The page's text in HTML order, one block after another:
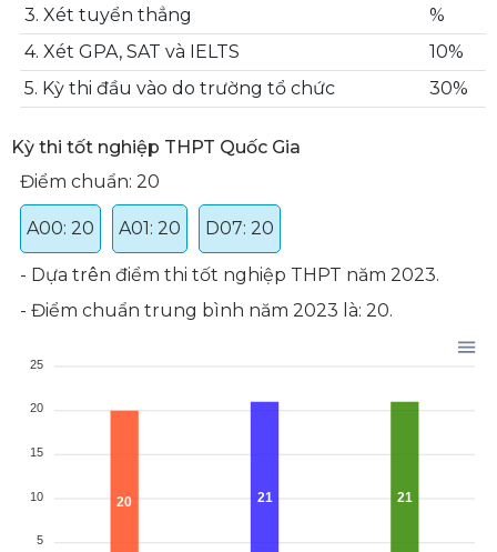
3. Xét tuyển thẳng
%
4. Xét GPA, SAT và IELTS
10%
5. Kỳ thi đầu vào do trường tổ chức
30%
Kỳ thi tốt nghiệp THPT Quốc Gia
Điểm chuẩn: 20
A00: 20 A01: 20 D07: 20
- Dựa trên điểm thi tốt nghiệp THPT năm 2023.
- Điểm chuẩn trung bình năm 2023 là: 20.
20 21 21
25
20
15
10
5